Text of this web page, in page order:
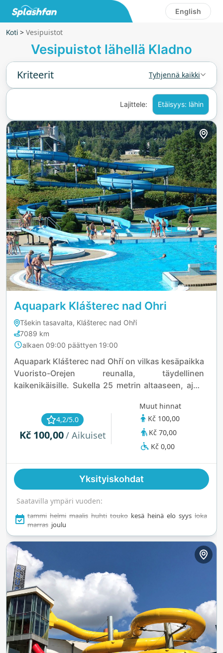
English
Koti > Vesipuistot
Vesipuistot lähellä Kladno
Kriteerit Tyhjennä kaikki
Lajittele: Etäisyys: lähin
Aquapark Klášterec nad Ohri
Tšekin tasavalta, Klášterec nad Ohří
7089 km
alkaen 09:00 päättyen 19:00
Aquapark Klášterec nad Ohří on vilkas kesäpaikka
Vuoristo-Orejen reunalla, täydellinen
kaikenikäisille. Sukella 25 metrin altaaseen, ajele
ovat jopa 128 metriä pitkiä. Lapset nauttivat
omista roiskutusalueistaan, kun taas aikuiset
voivat rentoutua porealtaissa tai vesihattujen alla.
Rantalentopallon, trampoliinien ja monen muun
hauskanpitoa Tsekin auringossa.
4,2/5.0
Kč 100,00/ Aikuiset
Muut hinnat
Kč 100,00
Kč 70,00
Kč 0,00
Yksityiskohdat
Saatavilla ympäri vuoden:
tammi helmi maalis huhti touko kesä heinä elo syys loka
marras joulu